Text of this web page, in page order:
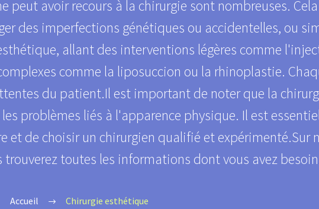
peut avoir recours à la chirurgie sont nombreuses.
des imperfections génétiques ou accidentelles, ou
allant des interventions légères comme
comme la liposuccion ou la rhinoplastie.
du patient.Il est important de noter que la
problèmes liés à l'apparence physique. Il est
et de choisir un chirurgien qualifié et expérimenté.Sur
toutes les informations dont vous avez
Accueil Chirurgie esthétique